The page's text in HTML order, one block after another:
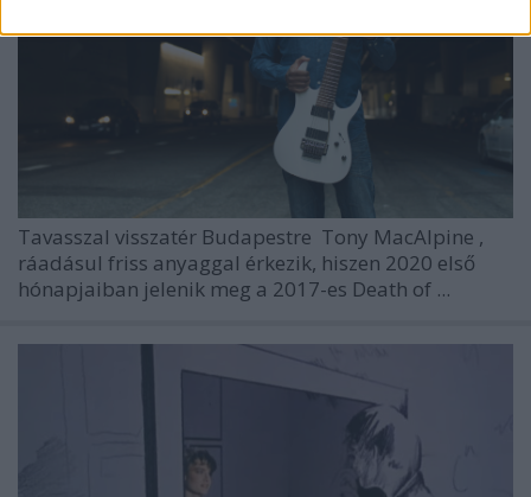
Tavasszal visszatér Budapestre Tony MacAlpine ,
ráadásul friss anyaggal érkezik, hiszen 2020 első
hónapjaiban jelenik meg a 2017-es Death of ...